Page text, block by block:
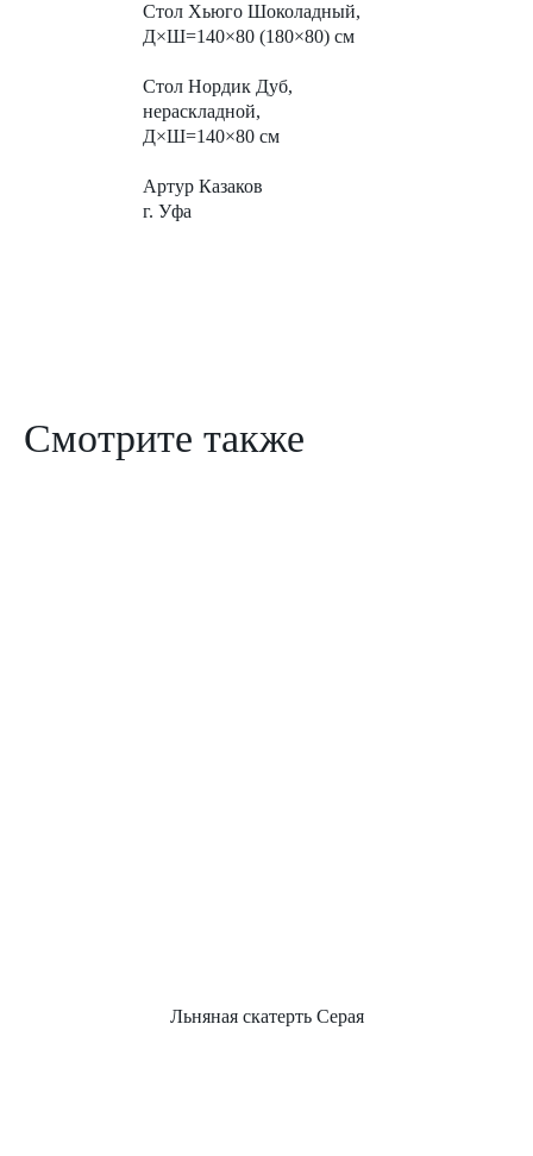
Стол Хьюго Шоколадный,
Д×Ш=140×80 (180×80) см
Стол Нордик Дуб,
нераскладной,
Д×Ш=140×80 см
Артур Казаков
г. Уфа
Смотрите также
Льняная скатерть Серая